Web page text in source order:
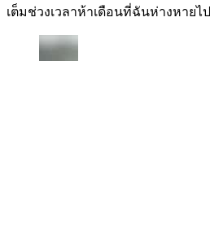
เต็มช่วงเวลาห้าเดือนที่ฉันห่างหายไป